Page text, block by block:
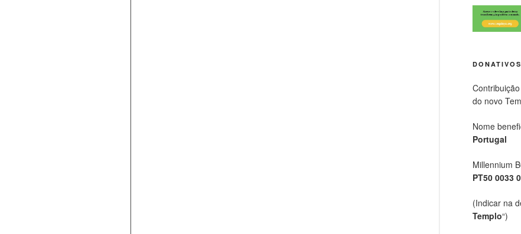
DONATIVOS
do novo
Nome
Portugal
Millennium
PT50 0033
(Indicar na
Templo“)